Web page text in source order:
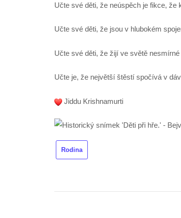
Učte své děti, že neúspěch je fikce,
Učte své děti, že jsou v hlubokém
Učte své děti, že žijí ve světě
Učte je, že největší štěstí spočívá v
Jiddu Krishnamurti
Rodina